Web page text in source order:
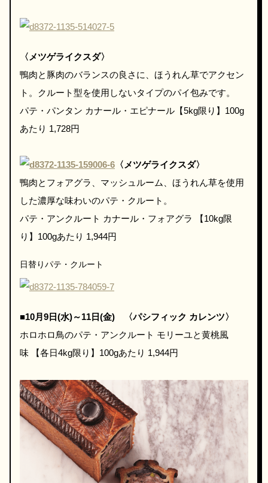
〈メツゲライクスダ〉
鴨肉と豚肉のバランスの良さに、ほうれん草でアクセン
ト。クルート型を使用しないタイプのパイ包みです。
パテ・パンタン カナール・エピナール【5kg限り】100g
あたり 1,728円
〈メツゲライクスダ〉
鴨肉とフォアグラ、マッシュルーム、ほうれん草を使用
した濃厚な味わいのパテ・クルート。
パテ・アンクルート カナール・フォアグラ 【10kg限
り】100gあたり 1,944円
日替りパテ・クルート
■10月9日(水)～11日(金) 〈パシフィック カレンツ〉
ホロホロ鳥のパテ・アンクルート モリーユと黄桃風
味 【各日4kg限り】100gあたり 1,944円